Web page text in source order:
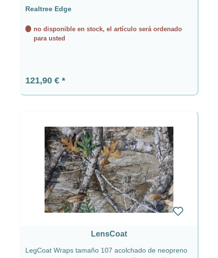
Edge
Realtree Edge
no disponible en stock, el artículo será ordenado
para usted
Precio normal:
121,90 €
LensCoat
LegCoat Wraps tamaño 107 acolchado de neopreno